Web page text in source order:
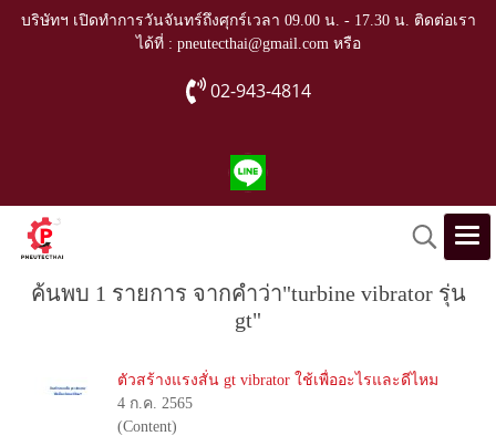
บริษัทฯ เปิดทำการวันจันทร์ถึงศุกร์เวลา 09.00 น. - 17.30 น. ติดต่อเรา
ได้ที่ : pneutecthai@gmail.com หรือ
02-943-4814
ค้นพบ 1 รายการ จากคำว่า"turbine vibrator รุ่น
gt"
ตัวสร้างแรงสั่น gt vibrator ใช้เพื่ออะไรและดีไหม
4 ก.ค. 2565
(Content)